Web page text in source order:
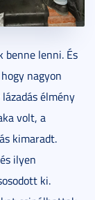
benne lenni. És
nagyon
élmény
volt, a
kimaradt.
ilyen
ki.